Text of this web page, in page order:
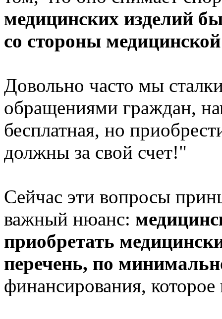
медицинских изделий
со стороны
Довольно часто мы
обращениями граждан,
бесплатная, но
должны за свой счет!"
Сейчас эти вопросы
важный нюанс:
приобретать
перечень, по
финансирования, которое